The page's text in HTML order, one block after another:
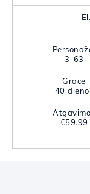
3-63
Grace
40
€59.99